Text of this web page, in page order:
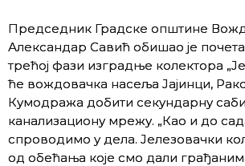
Председник Градске општине
Александар Савић обишао је
трећој фази изградње колектора
ће вождовачка насеља Јајинци,
Кумодража добити секундарну
канализациону мрежу. „Као и до
спроводимо у дела. Јелезовачки
од обећања које смо дали